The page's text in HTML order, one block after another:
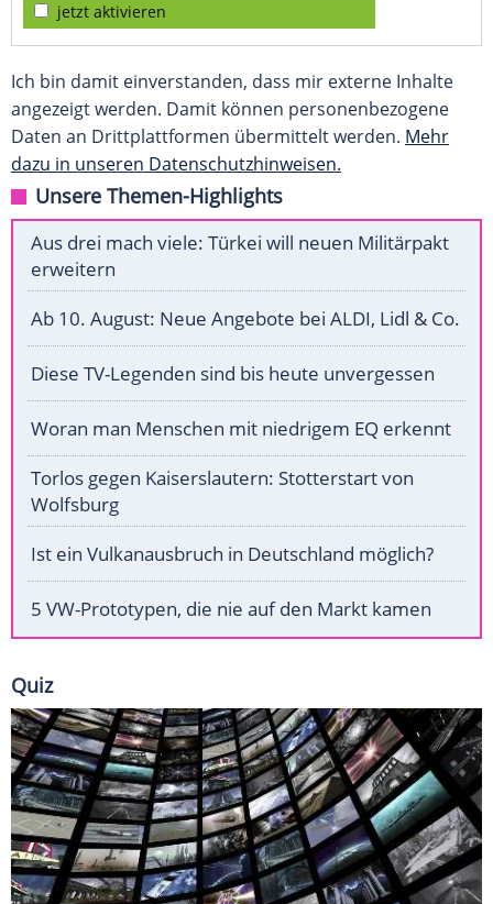
jetzt aktivieren
Ich bin damit einverstanden, dass mir externe Inhalte
angezeigt werden. Damit können personenbezogene
Daten an Drittplattformen übermittelt werden. Mehr
dazu in unseren Datenschutzhinweisen.
Unsere Themen-Highlights
Aus drei mach viele: Türkei will neuen Militärpakt
erweitern
Ab 10. August: Neue Angebote bei ALDI, Lidl & Co.
Diese TV-Legenden sind bis heute unvergessen
Woran man Menschen mit niedrigem EQ erkennt
Torlos gegen Kaiserslautern: Stotterstart von
Wolfsburg
Ist ein Vulkanausbruch in Deutschland möglich?
5 VW-Prototypen, die nie auf den Markt kamen
Quiz